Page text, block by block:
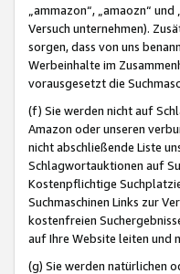
„ammazon“, „amaozn“
Versuch unternehmen).
sorgen, dass von uns
Werbeinhalte im
vorausgesetzt die
(f) Sie werden nicht auf
Amazon oder unseren
nicht abschließende Liste
Schlagwortauktionen auf
Kostenpflichtige
Suchmaschinen Links zur
kostenfreien
auf Ihre Website leiten und
(g) Sie werden natürlichen